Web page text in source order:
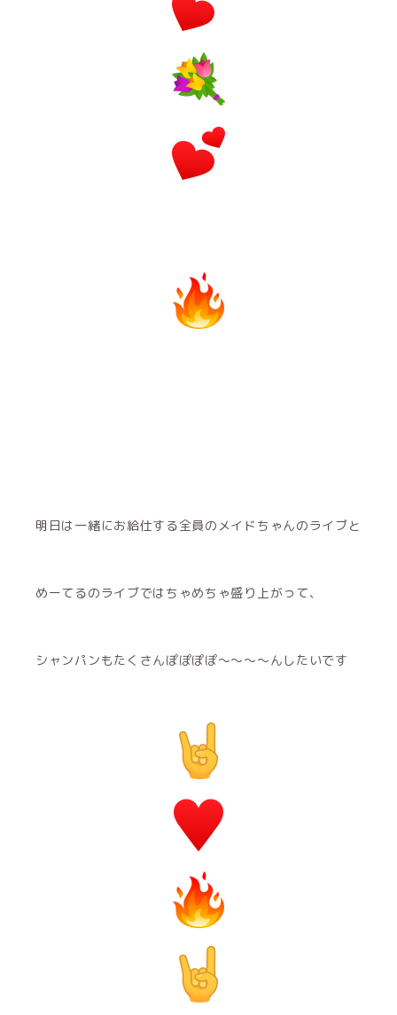
明日は一緒にお給仕する全員のメイドちゃんのライブと
めーてるのライブではちゃめちゃ盛り上がって、
シャンパンもたくさんぽぽぽぽ～～～～んしたいです